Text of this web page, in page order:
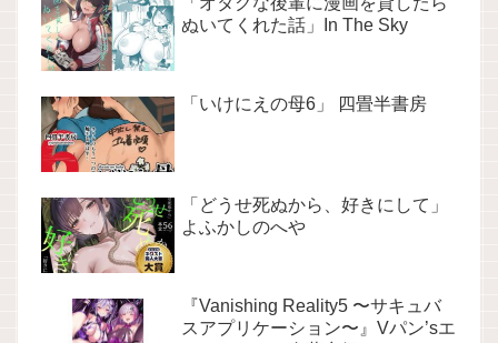
ぬいてくれた話」In The Sky
「いけにえの母6」 四畳半書房
「どうせ死ぬから、好きにして」
よふかしのへや
『Vanishing Reality5 〜サキュバ
スアプリケーション〜』Vパン’sエ